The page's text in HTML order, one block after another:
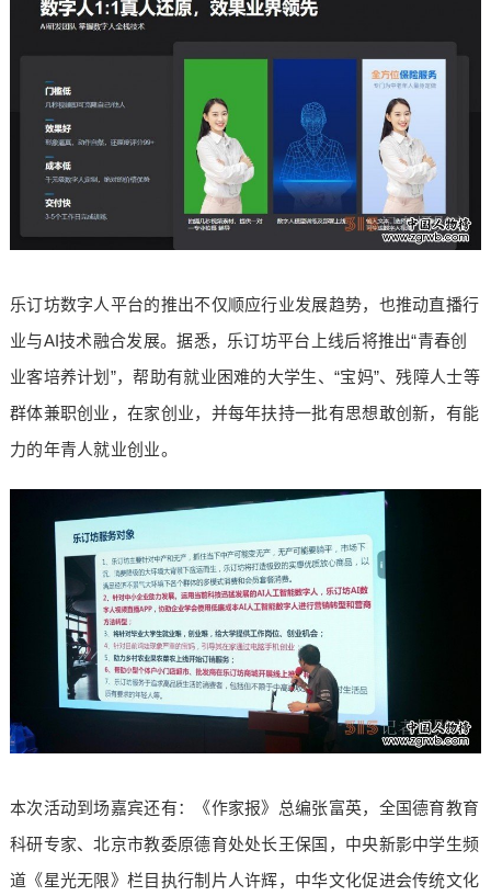
乐订坊数字人平台的推出不仅顺应行业发展趋势，也推动直播行
业与AI技术融合发展。据悉，乐订坊平台上线后将推出“青春创
业客培养计划”，帮助有就业困难的大学生、“宝妈”、残障人士等
群体兼职创业，在家创业，并每年扶持一批有思想敢创新，有能
力的年青人就业创业。
本次活动到场嘉宾还有：《作家报》总编张富英，全国德育教育
科研专家、北京市教委原德育处处长王保国，中央新影中学生频
道《星光无限》栏目执行制片人许辉，中华文化促进会传统文化